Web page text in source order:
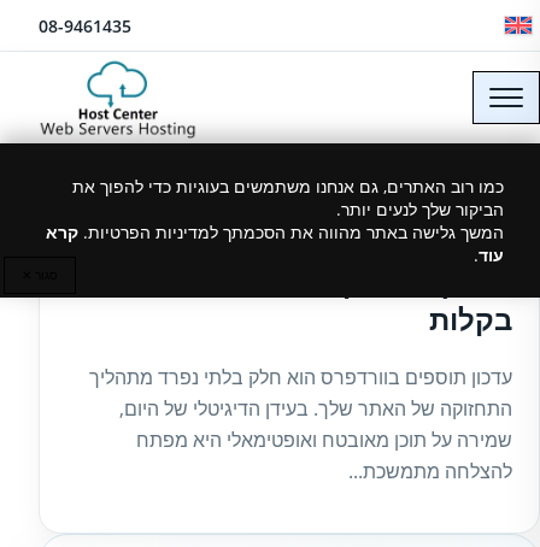
דלג לתוכן 08-9461435
כמו רוב האתרים, גם אנחנו משתמשים בעוגיות כדי להפוך את
הביקור שלך לנעים יותר.
המשך גלישה באתר מהווה את הסכמתך למדיניות הפרטיות. קרא
עוד.
27/03/2025
בקלות
עדכון תוספים בוורדפרס הוא חלק בלתי נפרד מתהליך
התחזוקה של האתר שלך. בעידן הדיגיטלי של היום,
שמירה על תוכן מאובטח ואופטימאלי היא מפתח
להצלחה מתמשכת...